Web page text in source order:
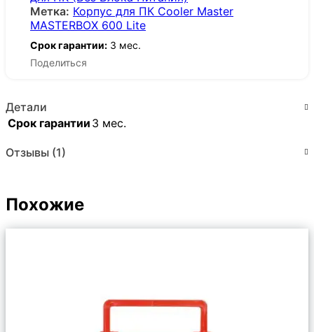
Метка: Корпус для ПК Cooler Master
MASTERBOX 600 Lite
Срок гарантии: 3 мес.
Поделиться
Детали
Срок гарантии 3 мес.
Отзывы (1)
Похожие